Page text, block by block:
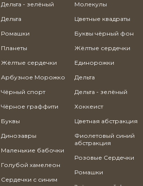
Дельта - зелёный
Дельта
Ромашки
Планеты
Жёлтые сердечки
Арбузное Морожко
Чёрный спорт
Чёрное граффити
Буквы
Динозавры
Маленькие бабочки
Голубой хамелеон
Сердечки с синим
Молекулы
Цветные квадраты
Буквы чёрный фон
Жёлтые сердечки
Единорожки
Дельта
Дельта - зелёный
Хоккеист
Цветная абстракция
Фиолетовый синий
абстракция
Розовые Сердечки
Ромашки